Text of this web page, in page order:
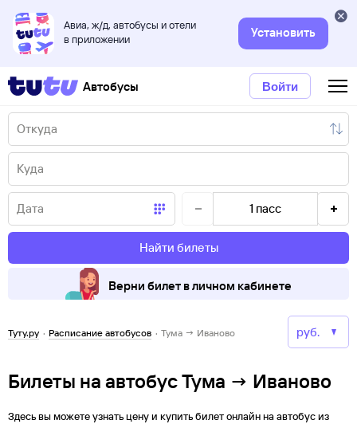
Авиа, ж/д, автобусы и отели
в приложении
Установить
Автобусы Войти
1 пасс
Найти билеты
Верни билет в личном кабинете
Туту.ру · Расписание автобусов · Тума → Иваново
Билеты на автобус Тума → Иваново
Здесь вы можете узнать цену и купить билет онлайн на автобус из